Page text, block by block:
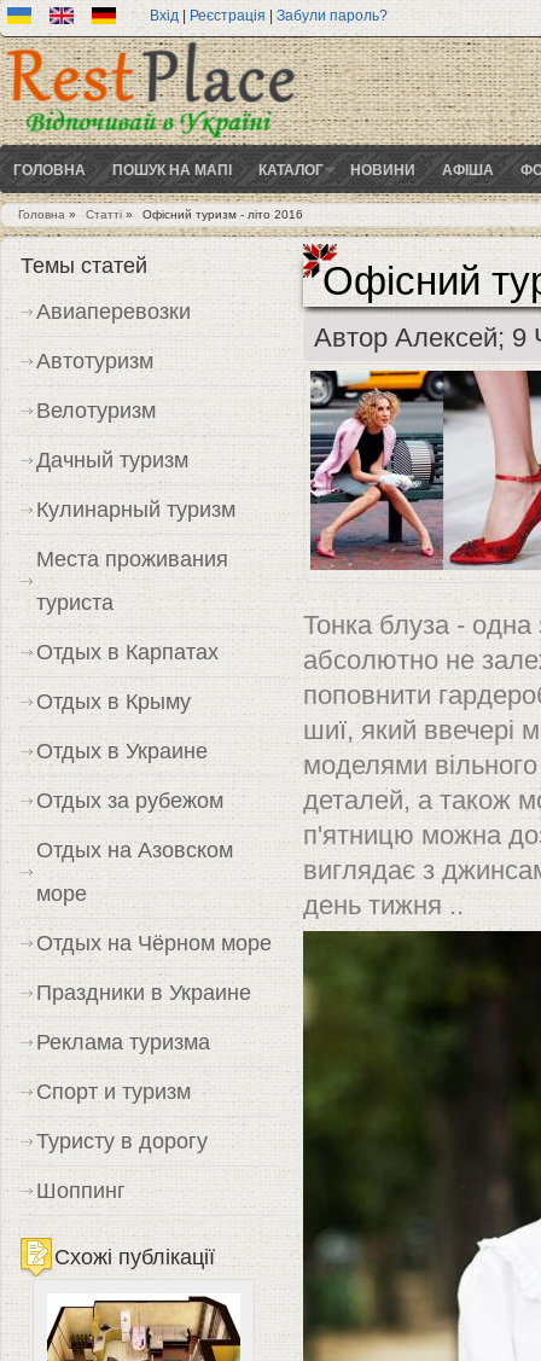
Вхід | Реєстрація|Забули пароль?
ГОЛОВНА ПОШУК НА МАПІ КАТАЛОГ НОВИНИ АФІША
Ви є тут
Головна» Статті » Офісний туризм - літо 2016
Офісний
Автор Алексей; 9
Тонка блуза - одна
абсолютно не
поповнити
шиї, який ввечері
моделями
деталей, а також
п'ятницю можна
виглядає з
день тижня ..
Темы статей
Авиаперевозки
Автотуризм
Велотуризм
Дачный туризм
Кулинарный туризм
Места проживания
туриста
Отдых в Карпатах
Отдых в Крыму
Отдых в Украине
Отдых за рубежом
Отдых на Азовском
море
Отдых на Чёрном море
Праздники в Украине
Реклама туризма
Спорт и туризм
Туристу в дорогу
Шоппинг
Схожі публікації